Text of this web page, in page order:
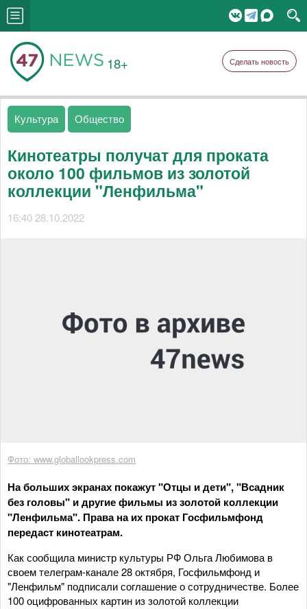
18+ Сделать новость
Культура Общество
Кинотеатры получат для проката
около 100 фильмов из золотой
коллекции "Ленфильма"
16:40 28.10.2022
Фото: www.globallookpress.com
На больших экранах покажут "Отцы и дети", "Всадник
без головы" и другие фильмы из золотой коллекции
"Ленфильма". Права на их прокат Госфильмфонд
передаст кинотеатрам.
Как сообщила министр культуры РФ Ольга Любимова в
своем телеграм-канале 28 октября, Госфильмфонд и
"Ленфильм" подписали соглашение о сотрудничестве. Более
100 оцифрованных картин из золотой коллекции